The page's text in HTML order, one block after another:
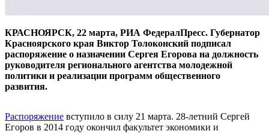
КРАСНОЯРСК, 22 марта, РИА ФедералПресс. Губернатор
Красноярского края Виктор Толоконский подписал
распоряжение о назначении Сергея Егорова на должность
руководителя регионального агентства молодежной
политики и реализации программ общественного
развития.
Распоряжение вступило в силу 21 марта. 28-летний Сергей
Егоров в 2014 году окончил факультет экономики и